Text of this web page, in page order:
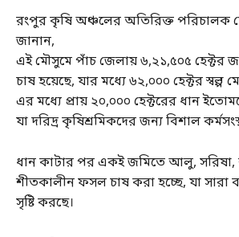
রংপুর কৃষি অঞ্চলের অতিরিক্ত পরিচালক
জানান,
এই মৌসুমে পাঁচ জেলায় ৬,২১,৫০৫ হেক্টর
চাষ হয়েছে, যার মধ্যে ৬২,০০০ হেক্টর স্বল্প
এর মধ্যে প্রায় ২০,০০০ হেক্টরের ধান
যা দরিদ্র কৃষিশ্রমিকদের জন্য বিশাল
ধান কাটার পর একই জমিতে আলু,
শীতকালীন ফসল চাষ করা হচ্ছে, যা
সৃষ্টি করছে।